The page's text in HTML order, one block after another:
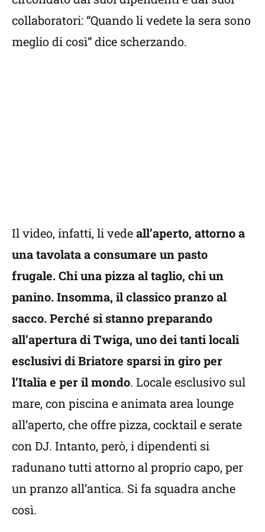
collaboratori: “Quando li vedete la sera sono
meglio di così” dice scherzando.
Il video, infatti, li vedeall’aperto, attorno a
una tavolata a consumare un pasto
frugale. Chi una pizza al taglio, chi un
panino. Insomma, il classico pranzo al
sacco. Perché si stanno preparando
all’apertura di Twiga, uno dei tanti locali
esclusivi di Briatore sparsi in giro per
l’Italia e per il mondo. Locale esclusivo sul
mare, con piscina e animata area lounge
all’aperto, che offre pizza, cocktail e serate
con DJ. Intanto, però, i dipendenti si
radunano tutti attorno al proprio capo, per
un pranzo all’antica. Si fa squadra anche
così.